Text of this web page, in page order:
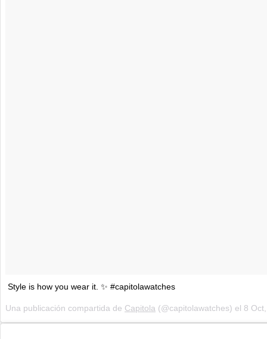
Style is how you wear it. ✨ #capitolawatches
Una publicación compartida de Capitola (@capitolawatches) el 8 Oct,